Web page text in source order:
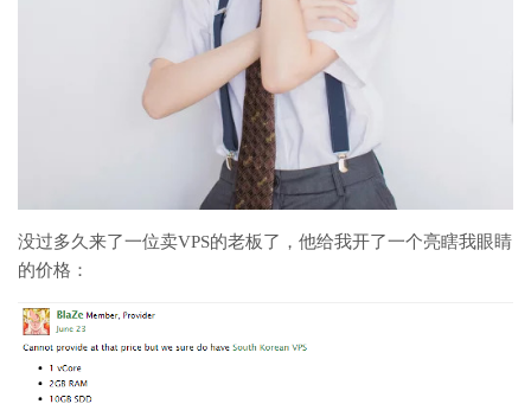
没过多久来了一位卖VPS的老板了，他给我开了一个亮瞎我眼睛
的价格：